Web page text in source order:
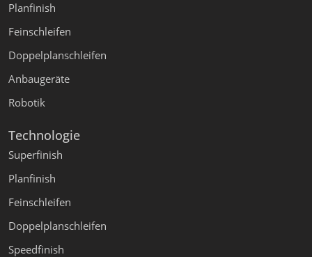
Planfinish
Feinschleifen
Doppelplanschleifen
Anbaugeräte
Robotik
Technologie
Superfinish
Planfinish
Feinschleifen
Doppelplanschleifen
Speedfinish